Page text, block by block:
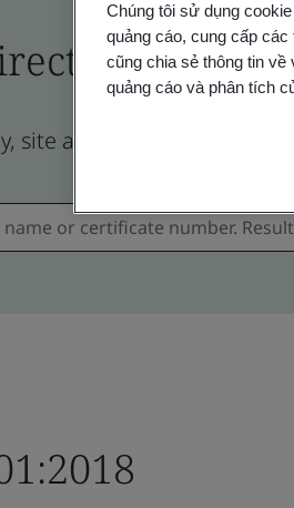
site and product
Chúng tôi sử dụng
quảng cáo, cung cấp
cũng chia sẻ thông tin
quảng cáo và phân tích